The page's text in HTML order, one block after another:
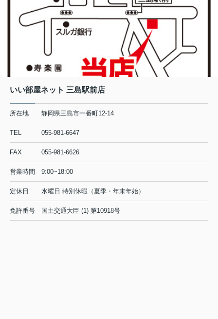
いい部屋ネット 三島駅前店
所在地 静岡県三島市一番町12-14
TEL 055-981-6647
FAX 055-981-6626
営業時間 9:00~18:00
定休日 水曜日 特別休暇（夏季・年末年始）
免許番号 国土交通大臣 (1) 第10918号